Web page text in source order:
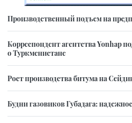
Производственный подъем на
Корреспондент агентства Yonhap
о Туркменистане
Рост производства битума на
Будни газовиков Губадага: